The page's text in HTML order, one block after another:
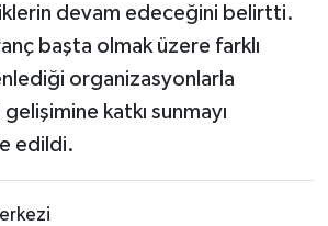
devam edeceğini belirtti.
başta olmak üzere farklı
organizasyonlarla
katkı sunmayı
edildi.